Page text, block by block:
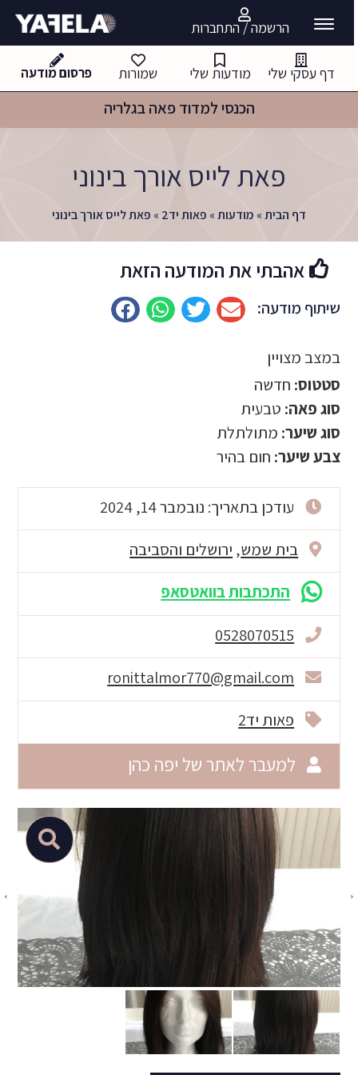
הרשמה / התחברות
דף עסקי שלי מודעות שלי שמורות פרסום מודעה
הכנסי למדוד פאה בגלריה
פאת לייס אורך בינוני
דף הבית» מודעות» פאות יד2 » פאת לייס אורך בינוני
אהבתי את המודעה הזאת
שיתוף מודעה:
במצב מצויין
סטטוס: חדשה
סוג פאה: טבעית
סוג שיער: מתולתלת
צבע שיער: חום בהיר
עודכן בתאריך: נובמבר 14, 2024
בית שמש, ירושלים והסביבה
התכתבות בוואטסאפ
0528070515
ronittalmor770@gmail.com
פאות יד2
למעבר לאתר של יפה כהן